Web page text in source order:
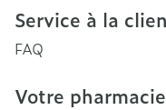
Service à la
FAQ
Votre pharmacie